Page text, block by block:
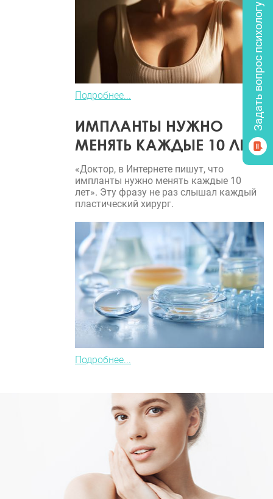
Подробнее...
ИМПЛАНТЫ НУЖНО
МЕНЯТЬ КАЖДЫЕ 10 ЛЕТ?
«Доктор, в Интернете пишут, что
импланты нужно менять каждые 10
лет». Эту фразу не раз слышал каждый
пластический хирург.
Подробнее...
Задать вопрос психологу